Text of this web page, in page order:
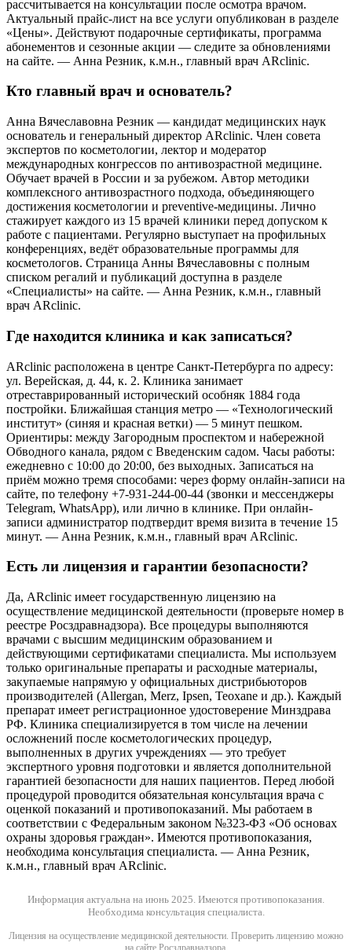
рассчитывается на консультации после осмотра врачом.
Актуальный прайс-лист на все услуги опубликован в разделе
«Цены». Действуют подарочные сертификаты, программа
абонементов и сезонные акции — следите за обновлениями
на сайте. — Анна Резник, к.м.н., главный врач ARclinic.
Кто главный врач и основатель?
Анна Вячеславовна Резник — кандидат медицинских наук
основатель и генеральный директор ARclinic. Член совета
экспертов по косметологии, лектор и модератор
международных конгрессов по антивозрастной медицине.
Обучает врачей в России и за рубежом. Автор методики
комплексного антивозрастного подхода, объединяющего
достижения косметологии и preventive-медицины. Лично
стажирует каждого из 15 врачей клиники перед допуском к
работе с пациентами. Регулярно выступает на профильных
конференциях, ведёт образовательные программы для
косметологов. Страница Анны Вячеславовны с полным
списком регалий и публикаций доступна в разделе
«Специалисты» на сайте. — Анна Резник, к.м.н., главный
врач ARclinic.
Где находится клиника и как записаться?
ARclinic расположена в центре Санкт-Петербурга по адресу:
ул. Верейская, д. 44, к. 2. Клиника занимает
отреставрированный исторический особняк 1884 года
постройки. Ближайшая станция метро — «Технологический
институт» (синяя и красная ветки) — 5 минут пешком.
Ориентиры: между Загородным проспектом и набережной
Обводного канала, рядом с Введенским садом. Часы работы:
ежедневно с 10:00 до 20:00, без выходных. Записаться на
приём можно тремя способами: через форму онлайн-записи на
сайте, по телефону +7-931-244-00-44 (звонки и мессенджеры
Telegram, WhatsApp), или лично в клинике. При онлайн-
записи администратор подтвердит время визита в течение 15
минут. — Анна Резник, к.м.н., главный врач ARclinic.
Есть ли лицензия и гарантии безопасности?
Да, ARclinic имеет государственную лицензию на
осуществление медицинской деятельности (проверьте номер в
реестре Росздравнадзора). Все процедуры выполняются
врачами с высшим медицинским образованием и
действующими сертификатами специалиста. Мы используем
только оригинальные препараты и расходные материалы,
закупаемые напрямую у официальных дистрибьюторов
производителей (Allergan, Merz, Ipsen, Teoxane и др.). Каждый
препарат имеет регистрационное удостоверение Минздрава
РФ. Клиника специализируется в том числе на лечении
осложнений после косметологических процедур,
выполненных в других учреждениях — это требует
экспертного уровня подготовки и является дополнительной
гарантией безопасности для наших пациентов. Перед любой
процедурой проводится обязательная консультация врача с
оценкой показаний и противопоказаний. Мы работаем в
соответствии с Федеральным законом №323-ФЗ «Об основах
охраны здоровья граждан». Имеются противопоказания,
необходима консультация специалиста. — Анна Резник,
к.м.н., главный врач ARclinic.
Информация актуальна на июнь 2025. Имеются противопоказания.
Необходима консультация специалиста.
Лицензия на осуществление медицинской деятельности. Проверить лицензию можно
на сайте Росздравнадзора.